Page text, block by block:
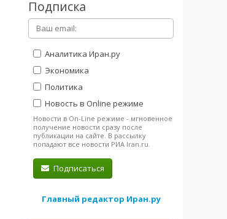
Подписка
Аналитика Иран.ру
Экономика
Политика
Новость в Online режиме
Новости в On-Line режиме - мгновенное
получение новости сразу после
публикации на сайте. В рассылку
попадают все новости РИА Iran.ru.
Подписаться
Главный редактор Иран.ру